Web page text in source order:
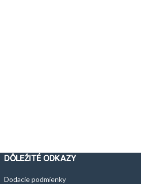
DÔLEŽITÉ ODKAZY
Dodacie podmienky